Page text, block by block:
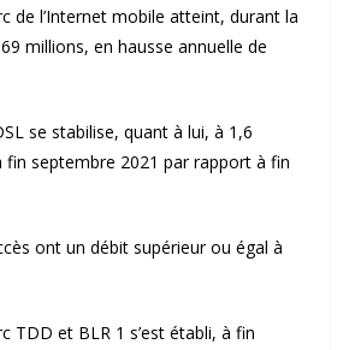
de l’Internet mobile atteint, durant la
millions, en hausse annuelle de
se stabilise, quant à lui, à 1,6
fin septembre 2021 par rapport à fin
ont un débit supérieur ou égal à
TDD et BLR 1 s’est établi, à fin